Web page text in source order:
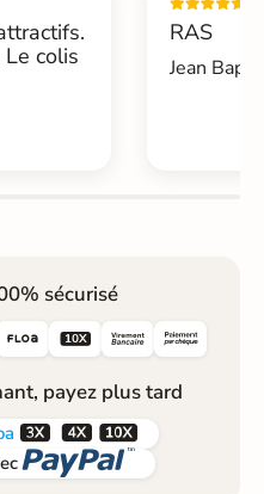
Le colis
RAS
Jean
sécurisé
 
payez plus tard
 
